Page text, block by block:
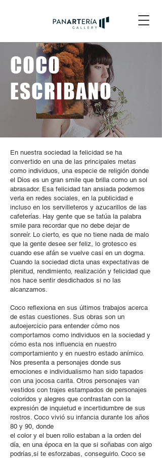
COCO
ESCRIBANO
En nuestra sociedad la felicidad se ha
convertido en una de las principales metas
como individuos, una especie de religión donde
el Dios es un gran smile que brilla como un sol
abrasador. Esa felicidad tan ansiada podemos
verla en redes sociales, en la publicidad e
incluso en los servilleteros y azucarillos de las
cafeterías. Hay gente que se tatúa la palabra
smile para recordar que no debe dejar de
sonreír. Lo cierto, es que no tiene nada de malo
que la gente desee ser feliz, lo grotesco es
cuando ese afán se vuelve casi en un dogma.
Cuando la sociedad dicta unas expectativas de
plenitud, rendimiento, realización y felicidad que
nos hace sentir desdichados si no las
alcanzamos.
Coco reflexiona en sus últimos trabajos acerca
de estas cuestiones. Sus obras son un
autoejercicio para entender cómo nos
comportarnos como individuos en la sociedad y
cómo esta nos influencia en nuestro
comportamiento y en nuestro estado anímico.
Nos presenta a personajes donde sus
emociones e individualismo han sido tapados
con una jocosa carita. Otros personajes van
vestidos con trajes estampados de personajes
coloridos y alegres que contrastan con la
expresión de inquietud e incertidumbre de sus
rostros. Coco vivió su infancia durante los años
80 y 90, donde
el color y el buen rollo estaban a la orden del
día, en una época en la que si soñabas con algo
podrías,si te esforzabas, conseguirlo. Coco se